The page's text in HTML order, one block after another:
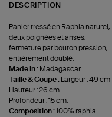
DESCRIPTION
Panier tressé en Raphia naturel,
deux poignées et anses,
fermeture par bouton pression,
entièrement doublé.
Made in : Madagascar.
Taille & Coupe :
Largeur : 49 cm
Hauteur : 26 cm
Profondeur : 15 cm.
Composition :100% raphia.